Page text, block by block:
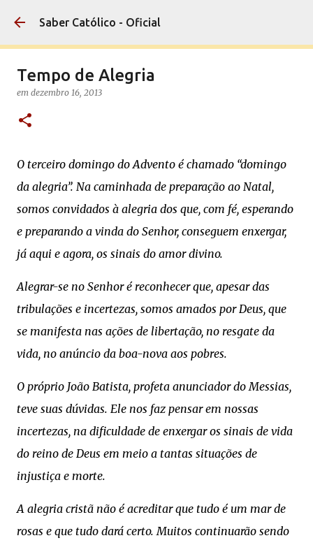
Saber Católico - Oficial
Tempo de Alegria
em dezembro 16, 2013
O terceiro domingo do Advento é chamado “domingo
da alegria”. Na caminhada de preparação ao Natal,
somos convidados à alegria dos que, com fé, esperando
e preparando a vinda do Senhor, conseguem enxergar,
já aqui e agora, os sinais do amor divino.
Alegrar-se no Senhor é reconhecer que, apesar das
tribulações e incertezas, somos amados por Deus, que
se manifesta nas ações de libertação, no resgate da
vida, no anúncio da boa-nova aos pobres.
O próprio João Batista, profeta anunciador do Messias,
teve suas dúvidas. Ele nos faz pensar em nossas
incertezas, na dificuldade de enxergar os sinais de vida
do reino de Deus em meio a tantas situações de
injustiça e morte.
A alegria cristã não é acreditar que tudo é um mar de
rosas e que tudo dará certo. Muitos continuarão sendo